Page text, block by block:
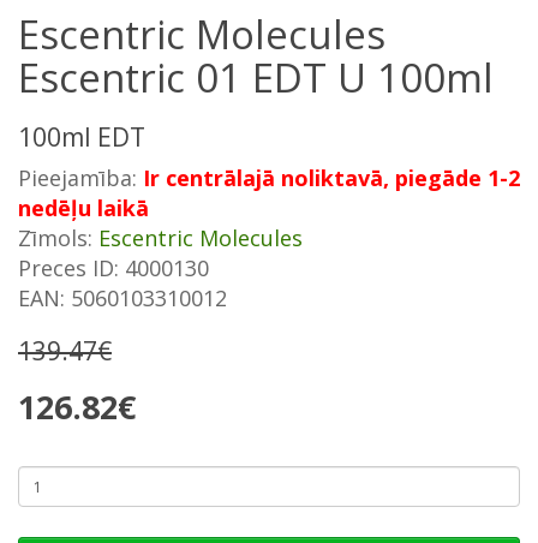
Escentric Molecules
Escentric 01 EDT U 100ml
100ml EDT
Pieejamība: Ir centrālajā noliktavā, piegāde 1-2
nedēļu laikā
Zīmols: Escentric Molecules
Preces ID: 4000130
EAN: 5060103310012
139.47€
126.82€